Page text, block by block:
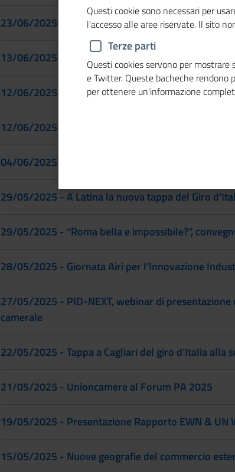
23/06/2025 - A Cosenza la 34esima Convention
13/06/2025 - A Mantova il Seminario estivo 2025
12/06/2025 - A Genova la nuova tappa del Giro
12/06/2025 - Conferenza annuale dell’EBRA,
04/06/2025 - Le Banche di Credito Cooperativo e i
29/05/2025 - A Latina la nuova tappa del Giro
29/05/2025 - “Roma bella e impossibile?”,
28/05/2025 - Giornata Airi per l’Innovazione
27/05/2025 - PID-NEXT, webinar di
camerale
22/05/2025 - Tappa a Cagliari del giro d’Italia alla
21/05/2025 - Unioncamere al Forum PA 2025
19/05/2025 - Presentazione Rapporto EWN &
15/05/2025 - Nuove geografie del commercio
Questi cookie sono necessari per
l'accesso alle aree riservate. Il sito
Terze parti
Questi cookies servono per
e Twitter. Queste bacheche
per ottenere un'informazione